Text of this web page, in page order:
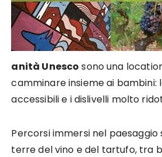
anità Unesco sono una
camminare insieme ai bambini:
accessibili e i dislivelli molto
Percorsi immersi nel paesaggio
terre del vino e del tartufo, tra